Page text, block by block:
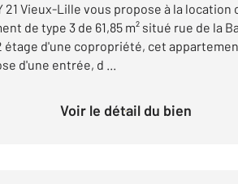
21 Vieux-Lille vous propose à la location
de type 3 de 61,85 m² situé rue de la
étage d'une copropriété, cet
d'une entrée, d ...
Voir le détail du bien